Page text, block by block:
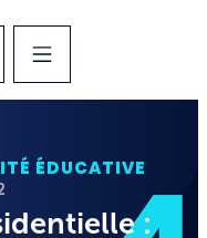
ÉDUCATIVE
: